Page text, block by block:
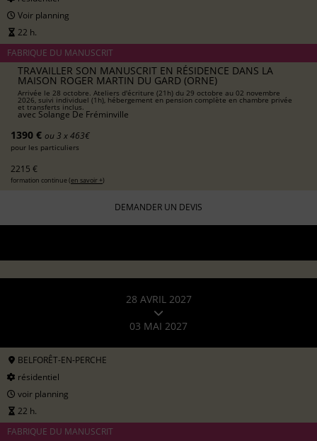
Voir planning
22 h.
FABRIQUE DU MANUSCRIT
TRAVAILLER SON MANUSCRIT EN RÉSIDENCE DANS LA
MAISON ROGER MARTIN DU GARD (ORNE)
Arrivée le 28 octobre. Ateliers d'écriture (21h) du 29 octobre au 02 novembre
2026, suivi individuel (1h), hébergement en pension complète en chambre privée
et transferts inclus.
avec Solange De Fréminville
1390 € ou 3 x 463€
pour les particuliers
2215 €
formation continue (en savoir +)
DEMANDER UN DEVIS
28 AVRIL 2027
03 MAI 2027
BELFORÊT-EN-PERCHE
résidentiel
voir planning
22 h.
FABRIQUE DU MANUSCRIT